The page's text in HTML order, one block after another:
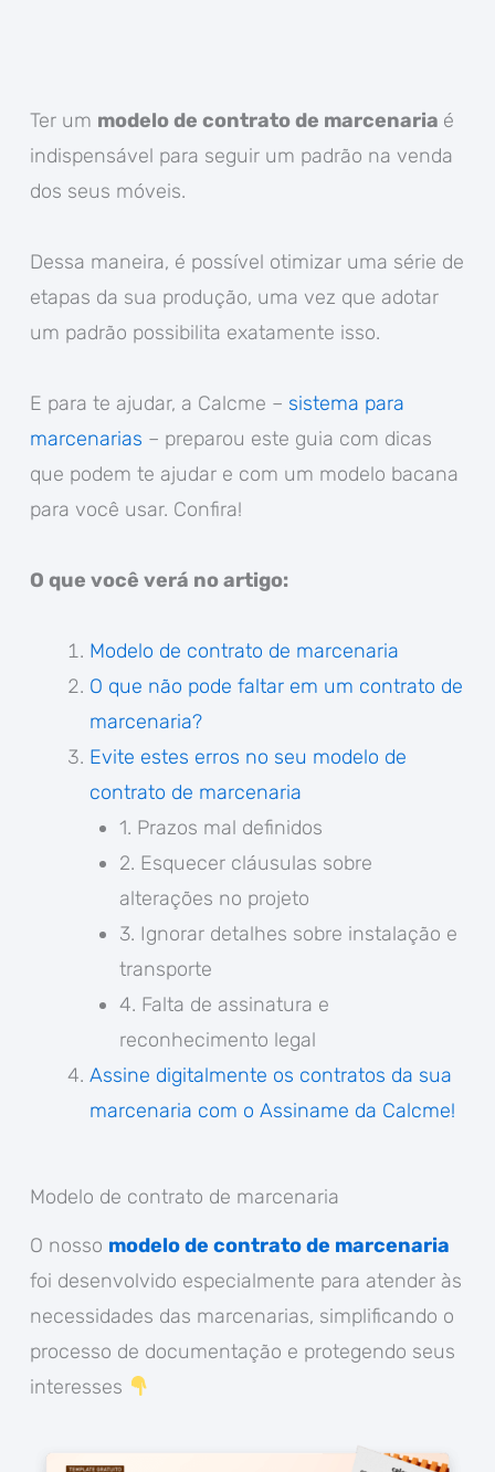
Ter um modelo de contrato de marcenaria é
indispensável para seguir um padrão na venda
dos seus móveis.
Dessa maneira, é possível otimizar uma série de
etapas da sua produção, uma vez que adotar
um padrão possibilita exatamente isso.
E para te ajudar, a Calcme – sistema para
marcenarias – preparou este guia com dicas
que podem te ajudar e com um modelo bacana
para você usar. Confira!
O que você verá no artigo:
Modelo de contrato de marcenaria
O que não pode faltar em um contrato de
marcenaria?
Evite estes erros no seu modelo de
contrato de marcenaria
1. Prazos mal definidos
2. Esquecer cláusulas sobre
alterações no projeto
3. Ignorar detalhes sobre instalação e
transporte
4. Falta de assinatura e
reconhecimento legal
Assine digitalmente os contratos da sua
marcenaria com o Assiname da Calcme!
Modelo de contrato de marcenaria
O nosso modelo de contrato de marcenaria
foi desenvolvido especialmente para atender às
necessidades das marcenarias, simplificando o
processo de documentação e protegendo seus
interesses